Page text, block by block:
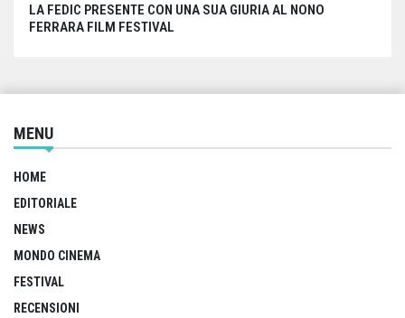
LA FEDIC PRESENTE CON UNA SUA GIURIA AL NONO
FERRARA FILM FESTIVAL
MENU
HOME
EDITORIALE
NEWS
MONDO CINEMA
FESTIVAL
RECENSIONI